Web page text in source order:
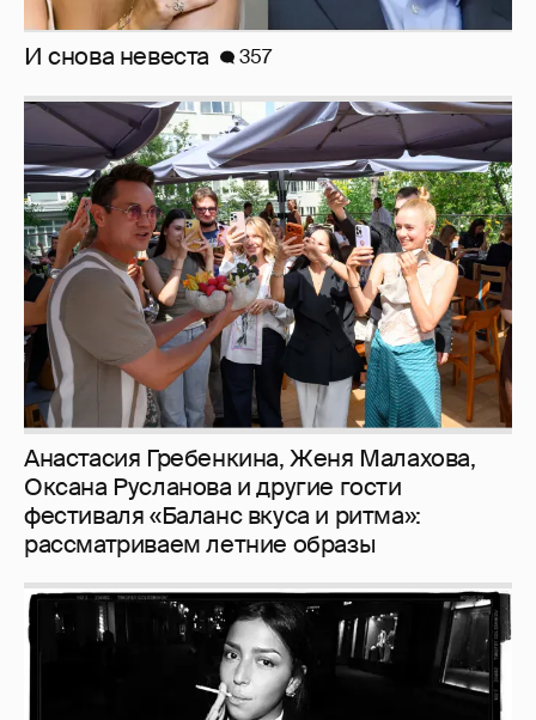
И снова невеста 357
Анастасия Гребенкина, Женя Малахова,
Оксана Русланова и другие гости
фестиваля «Баланс вкуса и ритма»:
рассматриваем летние образы